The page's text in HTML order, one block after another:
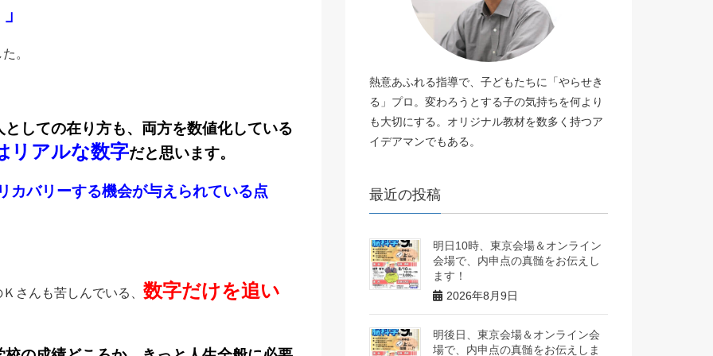
。
しての在り方も、両方を数値化している
リアルな数字だと思います。
カバリーする機会が与えられている点
さんも苦しんでいる、 数字だけを追い
熱意あふれる指導で、子どもたちに「やらせき
る」プロ。変わろうとする子の気持ちを何より
も大切にする。オリジナル教材を数多く持つア
イデアマンでもある。
最近の投稿
明日10時、東京会場＆オンライン
会場で、内申点の真髄をお伝えし
ます！
2026年8月9日
明後日、東京会場＆オンライン会
場で、内申点の真髄をお伝えしま